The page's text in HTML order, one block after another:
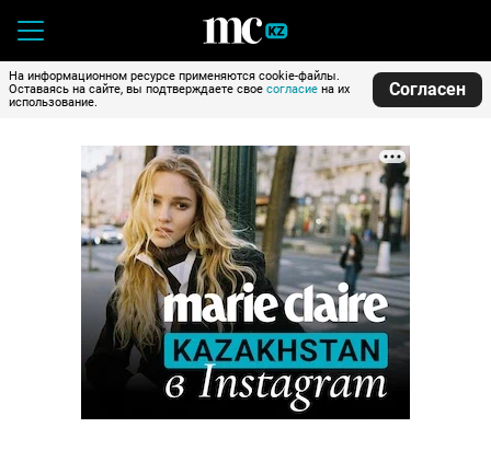
На информационном ресурсе применяются cookie-файлы.
Оставаясь на сайте, вы подтверждаете свое согласие на их
использование.
Согласен